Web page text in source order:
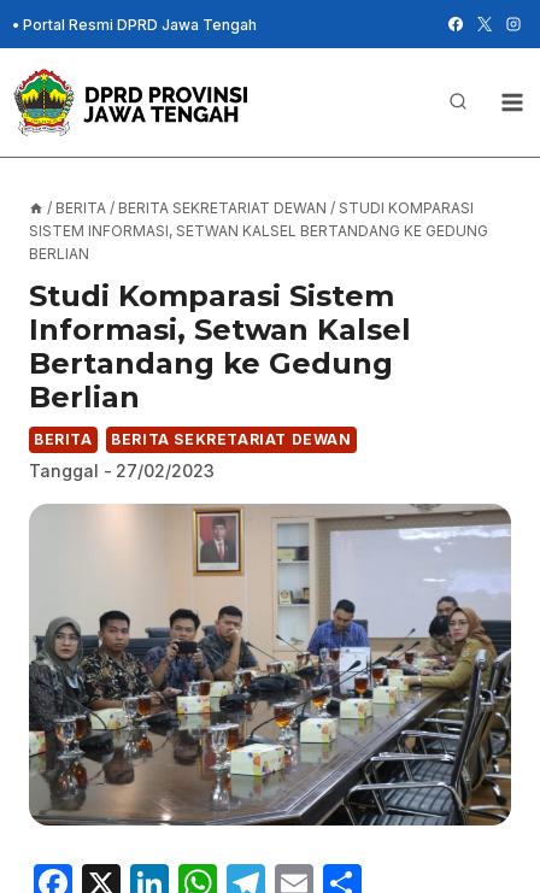
Skip
to
content
• Portal Resmi DPRD Jawa Tengah
/ BERITA / BERITA SEKRETARIAT DEWAN / STUDI KOMPARASI
SISTEM INFORMASI, SETWAN KALSEL BERTANDANG KE GEDUNG
BERLIAN
Studi Komparasi Sistem
Informasi, Setwan Kalsel
Bertandang ke Gedung
Berlian
BERITA BERITA SEKRETARIAT DEWAN
Tanggal - 27/02/2023
F
X
Li W T
E